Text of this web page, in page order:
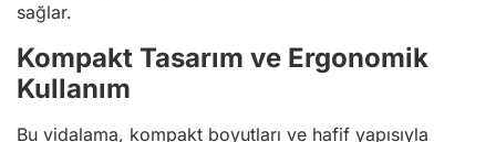
sağlar.
Kompakt Tasarım ve Ergonomik
Kullanım
Bu vidalama, kompakt boyutları ve hafif yapısıyla